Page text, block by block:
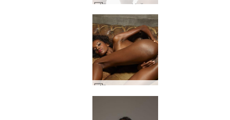
Валери и Майк са интимни #24
Валери много похот #91